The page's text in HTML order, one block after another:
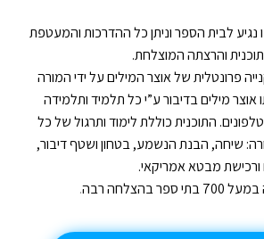
נגיע לבית הספר וניתן כל ההדרכות והמעטפת
והרצתה המוצלחת.
פרונטלית של אוצר המילים על ידי המורה
אוצר מילים בדיבור ע”י כל תלמיד ותלמידה
התוכנית כוללת לימוד ותרגול של כל
שיחה, הבנת הנשמע, בטחון ושטף דיבור,
מבטא אמריקאי.
.